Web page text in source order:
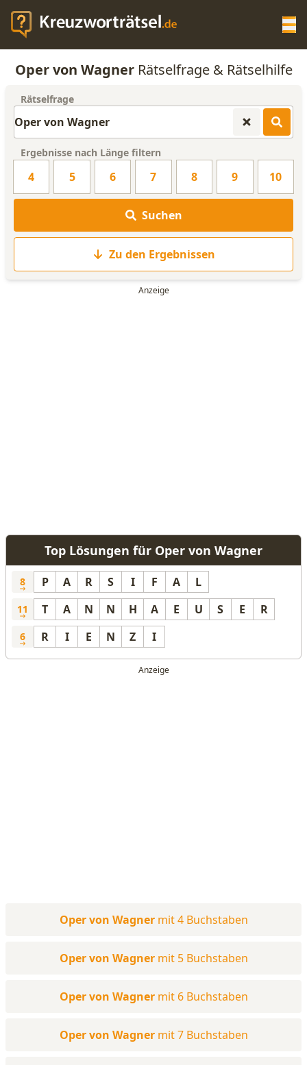
KREUZWORTRÄTSEL-HILFE
WORTLISTE
Oper von WagnerRätselfrage & Rätselhilfe
Rätselfrage
Ergebnisse nach Länge filtern
4 5 6 7 8 9 10
Suchen
Zu den Ergebnissen
Top Lösungen für Oper von Wagner
8 P A R S I F A L
11 T A N N H A E U S E R
6 R I E N Z I
Oper von Wagner mit 4 Buchstaben
Oper von Wagner mit 5 Buchstaben
Oper von Wagner mit 6 Buchstaben
Oper von Wagner mit 7 Buchstaben